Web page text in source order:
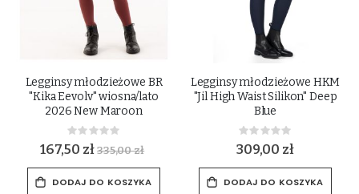
Legginsy młodzieżowe BR
"Kika Eevolv" wiosna/lato
2026 New Maroon
Rating:
0%
167,50 zł335,00 zł
DODAJ DO KOSZYKA
Legginsy młodzieżowe HKM
"Jil High Waist Silikon" Deep
Blue
Rating:
0%
309,00 zł
DODAJ DO KOSZYKA